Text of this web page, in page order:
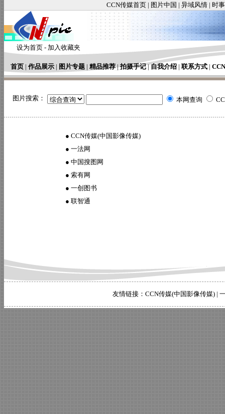
CCN传媒首页 | 图片中国 | 异域风情 | 时
设为首页 - 加入收藏夹
首页 | 作品展示 | 图片专题 | 精品推荐|拍摄手记|自我介绍 | 联系方式 |
图片搜索： 本网查询
● CCN传媒(中国影像传媒)
● 一法网
● 中国搜图网
● 索有网
● 一创图书
● 联智通
友情链接： CCN传媒(中国影像传媒) |